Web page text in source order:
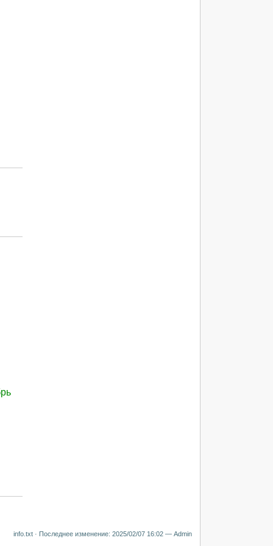
info.txt· Последнее изменение: 2025/02/07 16:02— Admin